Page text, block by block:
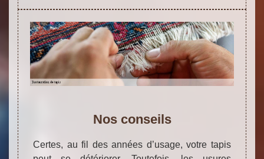
Nos conseils
Certes, au fil des années d’usage, votre tapis